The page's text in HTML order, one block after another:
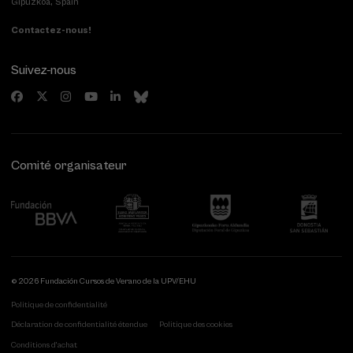
Gipuzkoa, Spain
Contactez-nous!
Suivez-nous
Comité organisateur
© 2026 Fundación Cursos de Verano de la UPV/EHU
Politique de confidentialité
Déclaration de confidentialité étendue Politique des cookies
Conditions d'achat